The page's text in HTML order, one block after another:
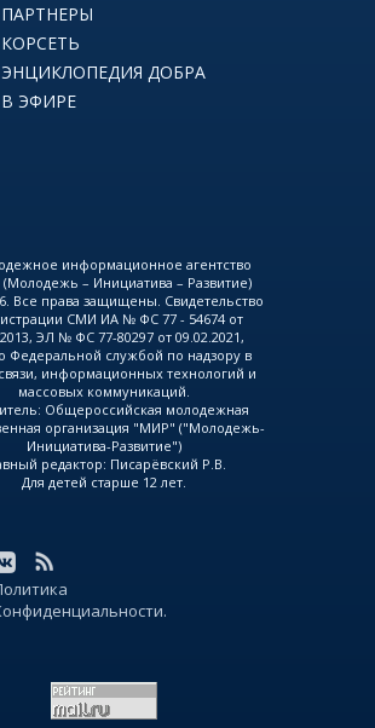
ПАРТНЕРЫ
КОРСЕТЬ
ЭНЦИКЛОПЕДИЯ ДОБРА
В ЭФИРЕ
информационное агентство
– Инициатива – Развитие)
Все права защищены. Свидетельство
СМИ ИА № ФС 77 - 54674 от
ЭЛ № ФС 77-80297 от 09.02.2021,
Федеральной службой по надзору в
информационных технологий и
массовых коммуникаций.
Общероссийская молодежная
организация "МИР" ("Молодежь-
Инициатива-Развитие")
редактор: Писарёвский Р.В.
Для детей старше 12 лет.